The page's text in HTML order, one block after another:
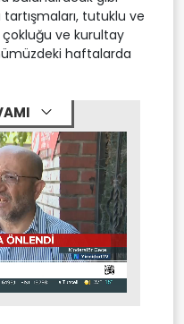
tutuklu ve
ve kurultay
haftalarda